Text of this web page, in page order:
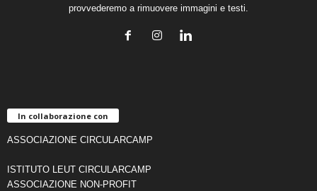
provvederemo a rimuovere immagini e testi.
In collaborazione con
ASSOCIAZIONE CIRCULARCAMP
ISTITUTO LEUT CIRCULARCAMP
ASSOCIAZIONE NON-PROFIT